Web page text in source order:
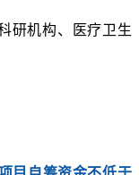
研机构、医疗卫生